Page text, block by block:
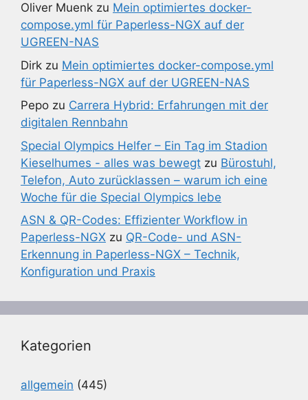
Oliver Muenk zu Mein optimiertes docker-
compose.yml für Paperless-NGX auf der
UGREEN-NAS
Dirk zu Mein optimiertes docker-compose.yml
für Paperless-NGX auf der UGREEN-NAS
Pepo zu Carrera Hybrid: Erfahrungen mit der
digitalen Rennbahn
Special Olympics Helfer – Ein Tag im Stadion
Kieselhumes - alles was bewegt zu Bürostuhl,
Telefon, Auto zurücklassen – warum ich eine
Woche für die Special Olympics lebe
ASN & QR-Codes: Effizienter Workflow in
Paperless-NGX zu QR-Code- und ASN-
Erkennung in Paperless-NGX – Technik,
Konfiguration und Praxis
Kategorien
allgemein (445)